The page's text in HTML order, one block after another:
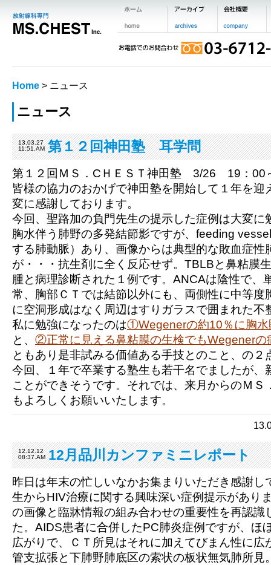
Home > ニュース
ニュース
13.03.27
11:51.AM 第１２回神田塾 耳学問
第１２回ＭＳ．CＨＥＳＴ神田塾 3/26 19：00
皆様の協力のおかげで神田塾を開始して１年を迎
変に感謝しております。
今回、聖路加の負門先生の提示した症例は大変に
胸水伴う肺野の多発結節影ですが、feeding
する肺動脈）あり、画像からは典型的な敗血症性
が・・・抗生剤に全く反応せず。TBLBと鼻粘膜
腫と病理診断された１例です。ANCAは陰性で、
常、胸部ＣＴでは結節以外にも、両側性に中等度
に空洞形成はなく周辺はすりガラスで囲まれた不
私に勉強になったのは①Wegenerの約10％に胸水
と、 ②正常に見える鼻粘膜の生検でもWegenerの
ともあり是非試みる価値ある手技とのこと、の２
今回、１年で卒業する塾生も若干名でましたが、
ことができそうです。それでは、来月からのＭＳ
もよろしくお願いいたします。
12.12.12
08:37.AM 12月品川カンファミニレポート
昨日は年末の忙しいなかお集まりいただき感謝し
生からHIV治療に関する興味深い症例提示があり
の画像と臨牀情報の組み合わせの重要性を再認識
た。AIDS患者に合併したPC肺炎症例ですが、ほ
広がりで、ＣＴ所見はそれに加えてびまん性に広
管支拡張と下肺野肺底区の索状の板状無気肺所見